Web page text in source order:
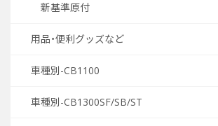
新基準原付
用品・便利グッズなど
車種別-CB1100
車種別-CB1300SF/SB/ST